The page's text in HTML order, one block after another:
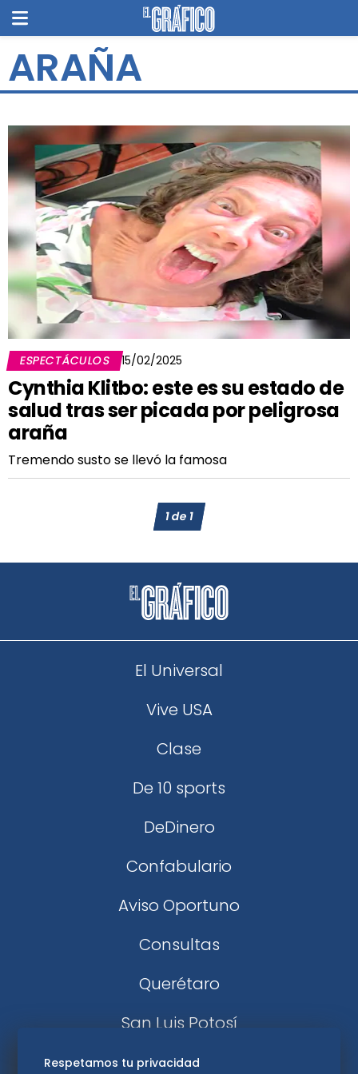
ARAÑA
ESPECTÁCULOS 15/02/2025
Cynthia Klitbo: este es su estado de
salud tras ser picada por peligrosa
araña
Tremendo susto se llevó la famosa
1de1
El Universal
Vive USA
Clase
De 10 sports
DeDinero
Confabulario
Aviso Oportuno
Consultas
Querétaro
San Luis Potosí
Edomex
Respetamos tu privacidad